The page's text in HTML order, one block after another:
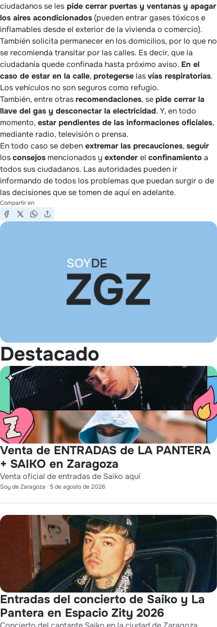
ciudadanos se les pide cerrar puertas y ventanas y apagar
los aires acondicionados (pueden entrar gases tóxicos e
inflamables desde el exterior de la vivienda o comercio).
También solicita permanecer en los domicilios, por lo que no
se recomienda transitar por las calles. Es decir, que la
ciudadanía quede confinada hasta próximo aviso. En el
caso de estar en la calle, protegerse lasvías respiratorias.
Los vehículos no son seguros como refugio.
También, entre otrasrecomendaciones, sepide cerrar la
llave del gas y desconectar la electricidad. Y, en todo
momento, estar pendientes de las informaciones oficiales,
mediante radio, televisión o prensa.
En todo caso se deben extremar las precauciones, seguir
losconsejos mencionados y extenderel confinamiento a
todos sus ciudadanos. Las autoridades pueden ir
informando de todos los problemas que puedan surgir o de
las decisiones que se tomen de aquí en adelante.
Compartir en
Destacado
Venta de ENTRADAS de LA PANTERA
+ SAIKO en Zaragoza
Venta oficial de entradas de Saiko aquí
Soy de Zaragoza · 5 de agosto de 2026
Entradas del concierto de Saiko y La
Pantera en Espacio Zity 2026